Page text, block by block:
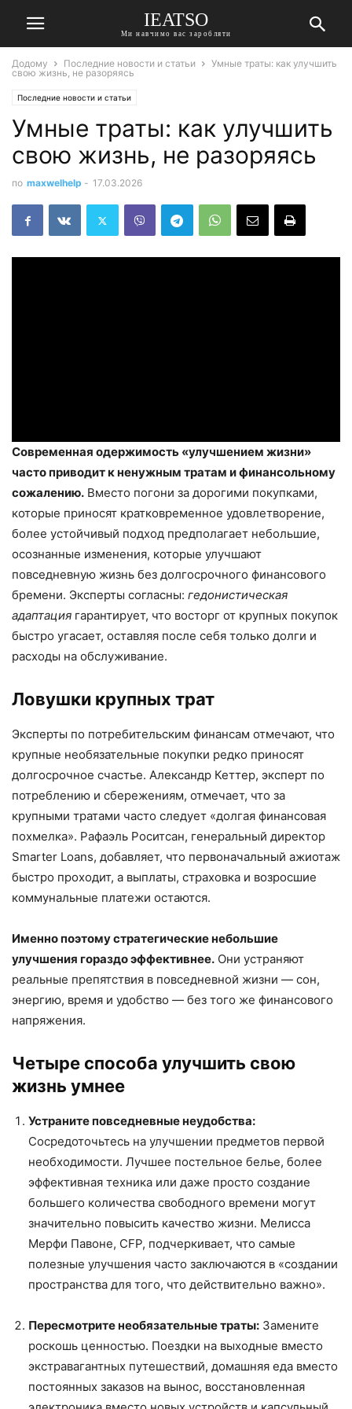
IEATSO
Ми навчимо вас заробляти
Додому Последние новости и статьи
Умные траты: как улучшить
свою жизнь, не разоряясь
Последние новости и статьи
Умные траты: как улучшить
свою жизнь, не разоряясь
по maxwelhelp - 17.03.2026
Современная одержимость «улучшением жизни»
часто приводит к ненужным тратам и финансольному
сожалению. Вместо погони за дорогими покупками,
которые приносят кратковременное удовлетворение,
более устойчивый подход предполагает небольшие,
осознанные изменения, которые улучшают
повседневную жизнь без долгосрочного финансового
бремени. Эксперты согласны: гедонистическая
адаптация гарантирует, что восторг от крупных покупок
быстро угасает, оставляя после себя только долги и
расходы на обслуживание.
Ловушки крупных трат
Эксперты по потребительским финансам отмечают, что
крупные необязательные покупки редко приносят
долгосрочное счастье. Александр Кеттер, эксперт по
потреблению и сбережениям, отмечает, что за
крупными тратами часто следует «долгая финансовая
похмелка». Рафаэль Роситсан, генеральный директор
Smarter Loans, добавляет, что первоначальный ажиотаж
быстро проходит, а выплаты, страховка и возросшие
коммунальные платежи остаются.
Именно поэтому стратегические небольшие
улучшения гораздо эффективнее. Они устраняют
реальные препятствия в повседневной жизни — сон,
энергию, время и удобство — без того же финансового
напряжения.
Четыре способа улучшить свою
жизнь умнее
Устраните повседневные неудобства:
Сосредоточьтесь на улучшении предметов первой
необходимости. Лучшее постельное белье, более
эффективная техника или даже просто создание
большего количества свободного времени могут
значительно повысить качество жизни. Мелисса
Мерфи Павоне, CFP, подчеркивает, что самые
полезные улучшения часто заключаются в «создании
пространства для того, что действительно важно».
Пересмотрите необязательные траты: Замените
роскошь ценностью. Поездки на выходные вместо
экстравагантных путешествий, домашняя еда вместо
постоянных заказов на вынос, восстановленная